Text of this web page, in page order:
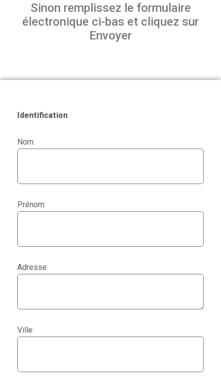
Sinon remplissez le formulaire
électronique ci-bas et cliquez sur
Envoyer
Identification
Nom:
Prénom:
Adresse:
Ville: